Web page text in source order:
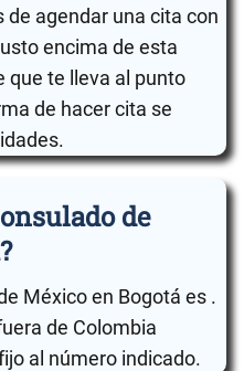
agendar una cita con
encima de esta
que te lleva al punto
de hacer cita se
de
México en Bogotá es .
de Colombia
al número indicado.